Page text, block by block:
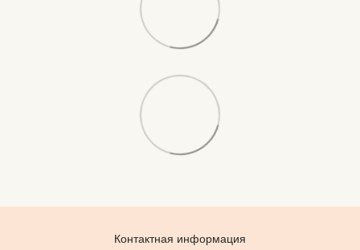
Контактная информация